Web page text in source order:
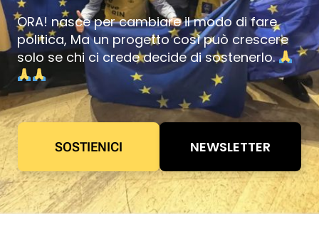
ORA! nasce per cambiare il modo di fare
politica, Ma un progetto così può crescere
solo se chi ci crede decide di sostenerlo.
SOSTIENICI NEWSLETTER